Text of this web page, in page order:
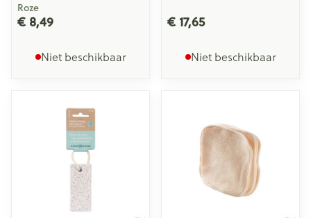
Roze
€ 8,49
Niet beschikbaar
€ 17,65
Niet beschikbaar